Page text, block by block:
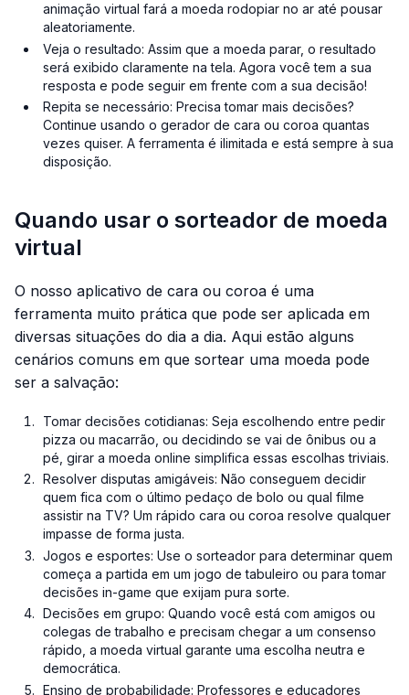
animação virtual fará a moeda rodopiar no ar até pousar
aleatoriamente.
Veja o resultado: Assim que a moeda parar, o resultado
será exibido claramente na tela. Agora você tem a sua
resposta e pode seguir em frente com a sua decisão!
Repita se necessário: Precisa tomar mais decisões?
Continue usando o gerador de cara ou coroa quantas
vezes quiser. A ferramenta é ilimitada e está sempre à sua
disposição.
Quando usar o sorteador de moeda
virtual
O nosso aplicativo de cara ou coroa é uma
ferramenta muito prática que pode ser aplicada em
diversas situações do dia a dia. Aqui estão alguns
cenários comuns em que sortear uma moeda pode
ser a salvação:
Tomar decisões cotidianas: Seja escolhendo entre pedir
pizza ou macarrão, ou decidindo se vai de ônibus ou a
pé, girar a moeda online simplifica essas escolhas triviais.
Resolver disputas amigáveis: Não conseguem decidir
quem fica com o último pedaço de bolo ou qual filme
assistir na TV? Um rápido cara ou coroa resolve qualquer
impasse de forma justa.
Jogos e esportes: Use o sorteador para determinar quem
começa a partida em um jogo de tabuleiro ou para tomar
decisões in-game que exijam pura sorte.
Decisões em grupo: Quando você está com amigos ou
colegas de trabalho e precisam chegar a um consenso
rápido, a moeda virtual garante uma escolha neutra e
democrática.
Ensino de probabilidade: Professores e educadores